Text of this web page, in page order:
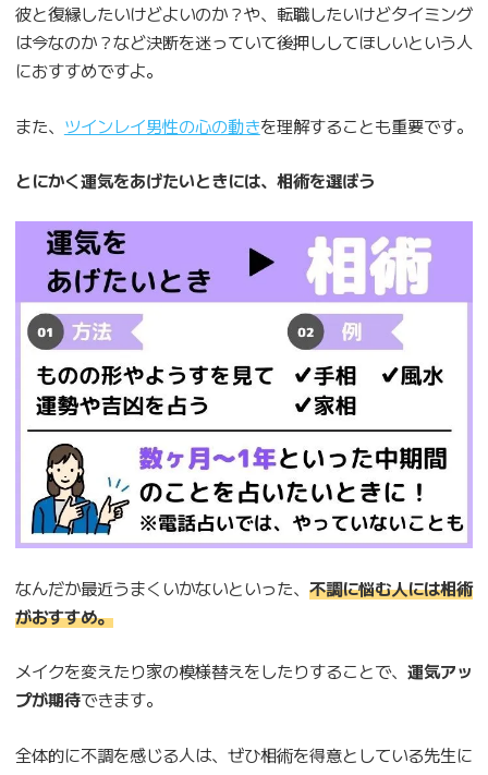
彼と復縁したいけどよいのか？や、転職したいけどタイミング
は今なのか？など決断を迷っていて後押ししてほしいという人
におすすめですよ。
また、 ツインレイ男性の心の動きを理解することも重要です。
とにかく運気をあげたいときには、相術を選ぼう
なんだか最近うまくいかないといった、 不調に悩む人には相術
がおすすめ。
メイクを変えたり家の模様替えをしたりすることで、 運気アッ
プが期待できます。
全体的に不調を感じる人は、ぜひ相術を得意としている先生に